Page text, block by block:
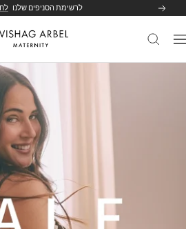
הקודם לרשימת הסניפים שלנו
ניווט
Avishag
Maternity